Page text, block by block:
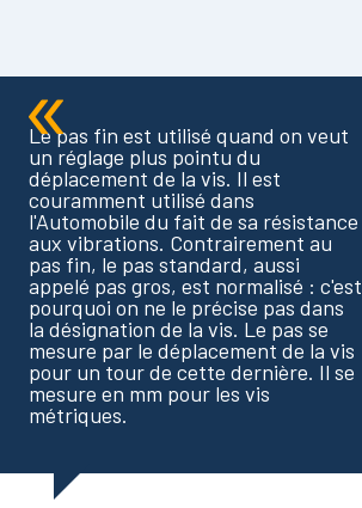
Le pas fin est utilisé quand on veut
un réglage plus pointu du
déplacement de la vis. Il est
couramment utilisé dans
l'Automobile du fait de sa résistance
aux vibrations. Contrairement au
pas fin, le pas standard, aussi
appelé pas gros, est normalisé : c'est
pourquoi on ne le précise pas dans
la désignation de la vis. Le pas se
mesure par le déplacement de la vis
pour un tour de cette dernière. Il se
mesure en mm pour les vis
métriques.